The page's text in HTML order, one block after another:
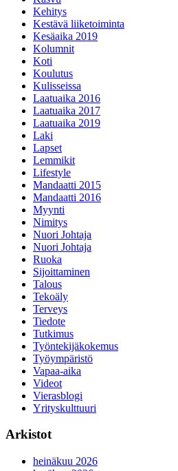
Kehitys
Kestävä liiketoiminta
Kesäaika 2019
Kolumnit
Koti
Koulutus
Kulisseissa
Laatuaika 2016
Laatuaika 2017
Laatuaika 2019
Laki
Lapset
Lemmikit
Lifestyle
Mandaatti 2015
Mandaatti 2016
Myynti
Nimitys
Nuori Johtaja
Nuori Johtaja
Ruoka
Sijoittaminen
Talous
Tekoäly
Terveys
Tiedote
Tutkimus
Työntekijäkokemus
Työympäristö
Vapaa-aika
Videot
Vierasblogi
Yrityskulttuuri
Arkistot
heinäkuu 2026